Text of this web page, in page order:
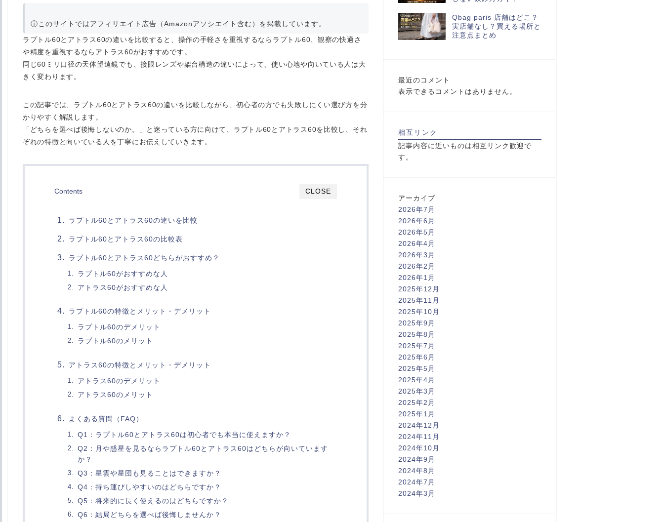
ⓘこのサイトではアフィリエイト広告（Amazonアソシエイト含む）を掲載しています。
ラプトル60とアトラス60の違いを比較すると、操作の手軽さを重視するならラプトル60、観察の快適さ
や精度を重視するならアトラス60がおすすめです。
同じ60ミリ口径の天体望遠鏡でも、接眼レンズや架台構造の違いによって、使い心地や向いている人は大
きく変わります。
この記事では、ラプトル60とアトラス60の違いを比較しながら、初心者の方でも失敗しにくい選び方を分
かりやすく解説します。
「どちらを選べば後悔しないのか。」と迷っている方に向けて、ラプトル60とアトラス60を比較し、それ
ぞれの特徴と向いている人を丁寧にお伝えしていきます。
CLOSE
Contents
ラプトル60とアトラス60の違いを比較
ラプトル60とアトラス60の比較表
ラプトル60とアトラス60どちらがおすすめ？
ラプトル60がおすすめな人
アトラス60がおすすめな人
ラプトル60の特徴とメリット・デメリット
ラプトル60のデメリット
ラプトル60のメリット
アトラス60の特徴とメリット・デメリット
アトラス60のデメリット
アトラス60のメリット
よくある質問（FAQ）
Q1：ラプトル60とアトラス60は初心者でも本当に使えますか？
Q2：月や惑星を見るならラプトル60とアトラス60はどちらが向いています
か？
Q3：星雲や星団も見ることはできますか？
Q4：持ち運びしやすいのはどちらですか？
Q5：将来的に長く使えるのはどちらですか？
Q6：結局どちらを選べば後悔しませんか？
Qbag paris 店舗はどこ？
実店舗なし？買える場所と
注意点まとめ
最近のコメント
表示できるコメントはありません。
相互リンク
記事内容に近いものは相互リンク歓迎で
す。
アーカイブ
2026年7月
2026年6月
2026年5月
2026年4月
2026年3月
2026年2月
2026年1月
2025年12月
2025年11月
2025年10月
2025年9月
2025年8月
2025年7月
2025年6月
2025年5月
2025年4月
2025年3月
2025年2月
2025年1月
2024年12月
2024年11月
2024年10月
2024年9月
2024年8月
2024年7月
2024年3月